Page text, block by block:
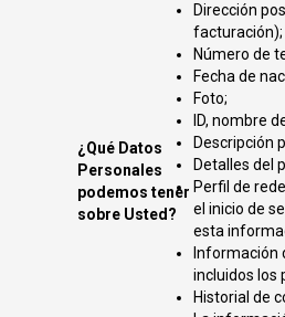
¿Qué Datos
Personales
podemos tener
sobre Usted?
Dirección
facturación);
Número de
Fecha de
Foto;
ID, nombre
Descripción
Detalles del
Perfil de
el inicio de
esta
Información
incluidos los
Historial de